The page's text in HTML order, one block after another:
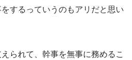
するっていうのもアリだと思い
られて、幹事を無事に務めるこ